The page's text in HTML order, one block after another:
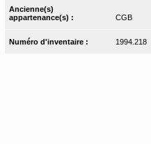
Ancienne(s)
appartenance(s) :
CGB
Numéro d'inventaire : 1994.218